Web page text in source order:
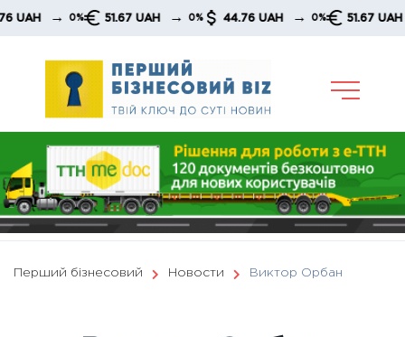
Skip
0% 51.67 UAH → 0% 44.76 UAH → 0% 51.67 UAH → 0%
Перший бізнесовий Новости Виктор Орбан